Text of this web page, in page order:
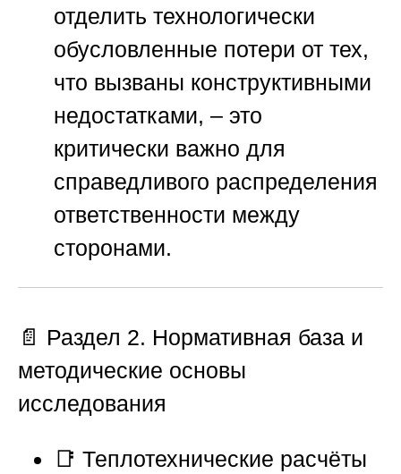
отделить технологически
обусловленные потери от тех,
что вызваны конструктивными
недостатками, – это
критически важно для
справедливого распределения
ответственности между
сторонами.
📄 Раздел 2. Нормативная база и
методические основы
исследования
📑 Теплотехнические расчёты